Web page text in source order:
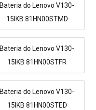
Bateria do Lenovo V130-
15IKB 81HN00STMD
Bateria do Lenovo V130-
15IKB 81HN00STFR
Bateria do Lenovo V130-
15IKB 81HN00STED